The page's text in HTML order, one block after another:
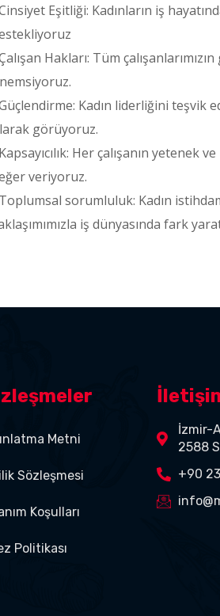
Eşitliği: Kadınların iş
Hakları: Tüm
Güçlendirme: Kadın liderliğini
görüyoruz.
Her çalışanın yetenek
veriyoruz.
sorumluluk: Kadın
iş dünyasında fark
Metni
Sözleşmesi
Koşulları
Politikası
İzmir-
2588
+90